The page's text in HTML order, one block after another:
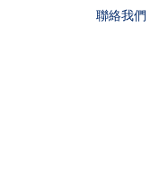
聯絡我們